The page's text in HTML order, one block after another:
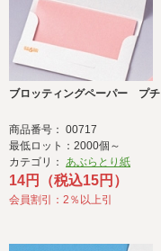
ブロッティングペーパー プチ
商品番号： 00717
最低ロット：2000個～
カテゴリ： あぶらとり紙
14円（税込15円）
会員割引：2％以上引